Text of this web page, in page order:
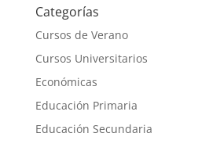
Categorías
Cursos de Verano
Cursos Universitarios
Económicas
Educación Primaria
Educación Secundaria